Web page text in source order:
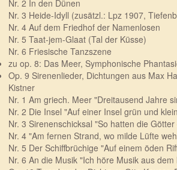
Nr. 2 In den Dünen
Nr. 3 Heide-Idyll (zusätzl.: Lpz 1907,
Nr. 4 Auf dem Friedhof der Namenlosen
Nr. 5 Taat-jem-Glaat (Tal der Küsse)
Nr. 6 Friesische Tanzszene
zu op. 8: Das Meer, Symphonische
Op. 9 Sirenenlieder, Dichtungen aus Max
Kistner
Nr. 1 Am griech. Meer "Dreitausend Jahre
Nr. 2 Die Insel "Auf einer Insel grün und
Nr. 3 Sirenenschicksal "So hatten die
Nr. 4 "Am fernen Strand, wo milde Lüfte
Nr. 5 Der Schiffbrüchige "Auf einem öden
Nr. 6 An die Musik "Ich höre Musik aus